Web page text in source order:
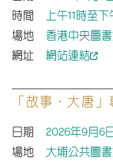
「故事．大唐
日期
2026年9月6
場地
大埔公共圖
時間
上午11時至
場地
香港中央圖
網址
網站連結